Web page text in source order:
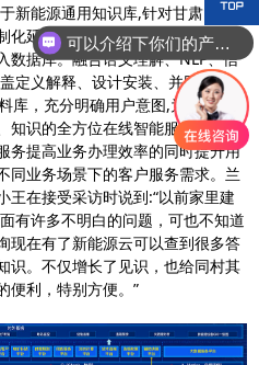
新能源通用知识库,针对甘肃当地
延展智能问答应用,编制300余条
数据库。融合语义理解、NLP、信
定义解释、设计安装、并网接入、
库，充分明确用户意图,为甘肃地
知识的全方位在线智能服务,包括高
务提高业务办理效率的同时提升用
同业务场景下的客户服务需求。兰
王在接受采访时说到:“以前家里建
有许多不明白的问题，可也不知道
现在有了新能源云可以查到很多答
识。不仅增长了见识，也给同村其
便利，特别方便。”
可以介绍下你们的产品么？